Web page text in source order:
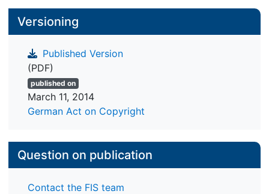
Versioning
Published Version
(PDF)
published on
March 11, 2014
German Act on Copyright
Question on publication
Contact the FIS team